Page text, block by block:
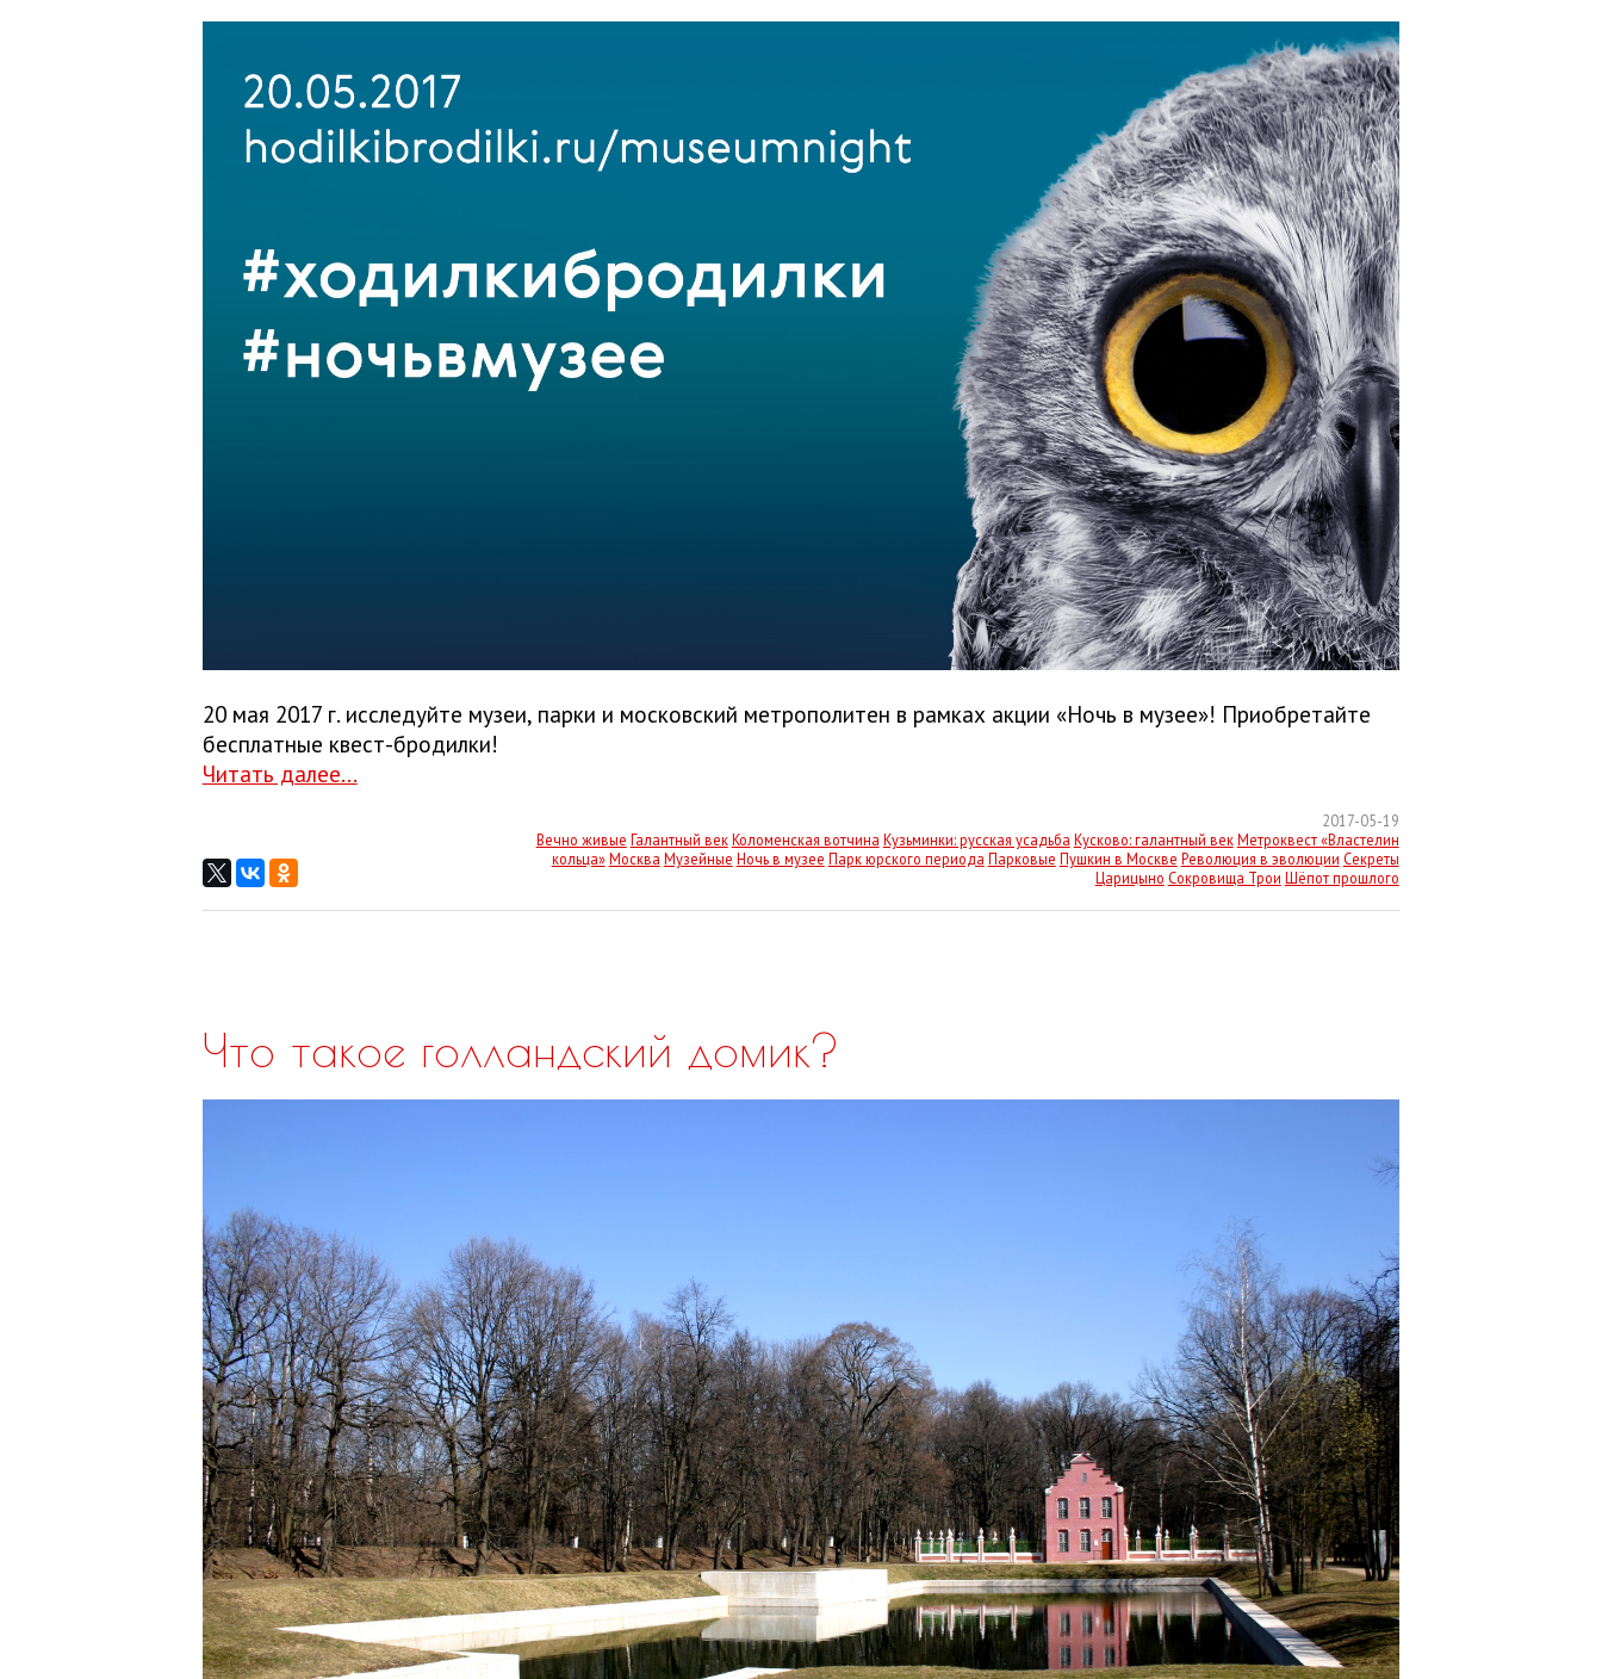
20 мая 2017 г. исследуйте музеи, парки и московский метрополитен в рамках акции «Ночь в музее»! Приобретайте
бесплатные квест-бродилки!
Читать далее...
2017-05-19
Вечно живые Галантный век Коломенская вотчина Кузьминки: русская усадьба Кусково: галантный век Метроквест «Властелин
кольца» Москва Музейные Ночь в музее Парк юрского периода Парковые Пушкин в Москве Революция в эволюции Секреты
Царицыно Сокровища Трои Шёпот прошлого
Что такое голландский домик?